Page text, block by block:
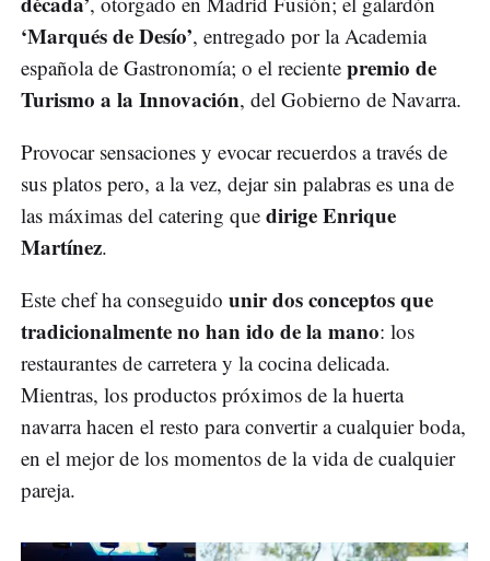
‘Marqués de Desío’, entregado por la Academia
española de Gastronomía; o el reciente premio de
Turismo a la Innovación, del Gobierno de Navarra.
Provocar sensaciones y evocar recuerdos a través de
sus platos pero, a la vez, dejar sin palabras es una de
las máximas del catering que dirige Enrique
Martínez.
Este chef ha conseguido unir dos conceptos que
tradicionalmente no han ido de la mano: los
restaurantes de carretera y la cocina delicada.
Mientras, los productos próximos de la huerta
navarra hacen el resto para convertir a cualquier boda,
en el mejor de los momentos de la vida de cualquier
pareja.